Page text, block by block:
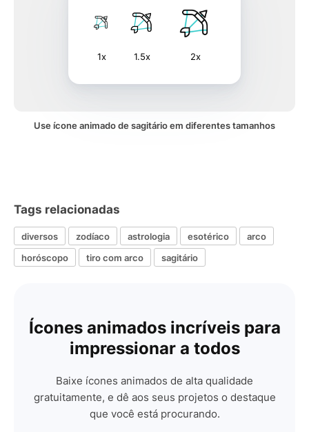
1x 1.5x 2x
Use ícone animado de sagitário em diferentes tamanhos
Tags relacionadas
diversos zodíaco astrologia esotérico
arco
horóscopo
tiro com arco sagitário
Ícones animados incríveis para
impressionar a todos
Baixe ícones animados de alta qualidade
gratuitamente, e dê aos seus projetos o destaque
que você está procurando.